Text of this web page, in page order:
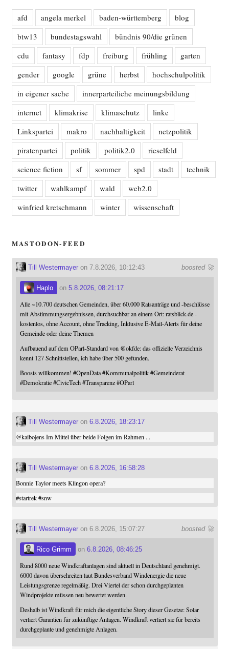
afd angela merkel baden-württemberg
blog
btw13
bundestagswahl
bündnis 90/die grünen
cdu
fantasy fdp freiburg frühling
garten
gender
google grüne herbst
hochschulpolitik
in eigener sache
innerparteiliche meinungsbildung
internet
klimakrise klimaschutz
linke
Linkspartei
makro nachhaltigkeit
netzpolitik
piratenpartei
politik politik2.0
rieselfeld
science fiction
sf sommer spd stadt
technik
twitter
wahlkampf wald
web2.0
winfried kretschmann
winter wissenschaft
MASTODON-FEED
boosted 🚀
Till Westermayeron 7.8.2026, 10:12:43
Haplo on 5.8.2026, 08:21:17
Alle ~10.700 deutschen Gemeinden, über 60.000 Ratsanträge und -beschlüsse
mit Abstimmungsergebnissen, durchsuchbar an einem Ort: ratsblick.de -
kostenlos, ohne Account, ohne Tracking, Inklusive E-Mail-Alerts für deine
Gemeinde oder deine Themen
Aufbauend auf dem OParl-Standard von @okfde: das offizielle Verzeichnis
kennt 127 Schnittstellen, ich habe über 500 gefunden.
Boosts willkommen! #OpenData #Kommunalpolitik #Gemeinderat
#Demokratie #CivicTech #Transparenz #OParl
Till Westermayeron 6.8.2026, 18:23:17
@kaibojensIm Mittel über beide Folgen im Rahmen ...
Till Westermayeron 6.8.2026, 16:58:28
Bonnie Taylor meets Klingon opera?
#startrek #snw
boosted 🚀
Till Westermayeron 6.8.2026, 15:07:27
Rico Grimm on 6.8.2026, 08:46:25
Rund 8000 neue Windkraftanlagen sind aktuell in Deutschland genehmigt.
6000 davon überschreiten laut Bundesverband Windenergie die neue
Leistungsgrenze regelmäßig. Drei Viertel der schon durchgeplanten
Windprojekte müssen neu bewertet werden.
Deshalb ist Windkraft für mich die eigentliche Story dieser Gesetze: Solar
verliert Garantien für zukünftige Anlagen. Windkraft verliert sie für bereits
durchgeplante und genehmigte Anlagen.